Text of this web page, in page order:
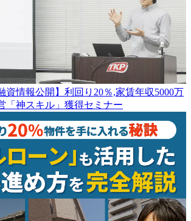
資情報公開】利回り20％,家賃年収5000万
「神スキル」獲得セミナー